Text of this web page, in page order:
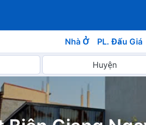
Nhà Ở PL. Đấu Giá